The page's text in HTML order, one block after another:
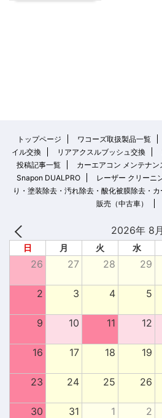
トップページ ワコーズ取扱製品一覧
イル交換
リアアクスルブッシュ交換
投稿記事一覧
カーエアコン メンテナ
Snapon DUALPRO
レーザー クリーニ
り・塗装除去・汚れ除去・酸化被膜除去・カ
販売（中古車）
2026年 8月
日 月 火 水
26 27 28 29
2 3 4 5
9 10 11 12
16 17 18 19
23 24 25 26
30 31 1 2